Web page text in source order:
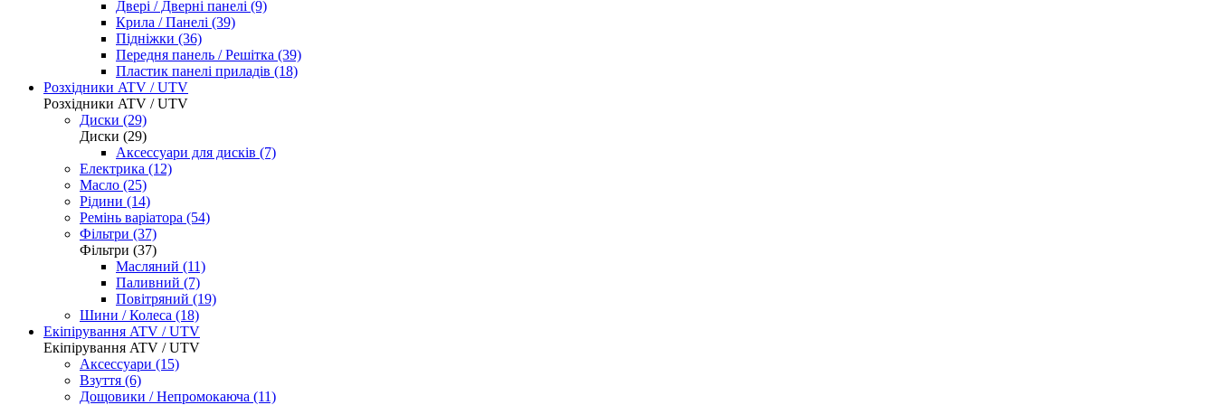
Двері / Дверні панелі (9)
Крила / Панелі (39)
Підніжки (36)
Передня панель / Решітка (39)
Пластик панелі приладів (18)
Розхідники ATV / UTV
Розхідники ATV / UTV
Диски (29)
Диски (29)
Аксессуари для дисків (7)
Електрика (12)
Масло (25)
Рідини (14)
Ремінь варіатора (54)
Фільтри (37)
Фільтри (37)
Масляний (11)
Паливний (7)
Повітряний (19)
Шини / Колеса (18)
Екіпірування ATV / UTV
Екіпірування ATV / UTV
Аксессуари (15)
Взуття (6)
Дощовики / Непромокаюча (11)